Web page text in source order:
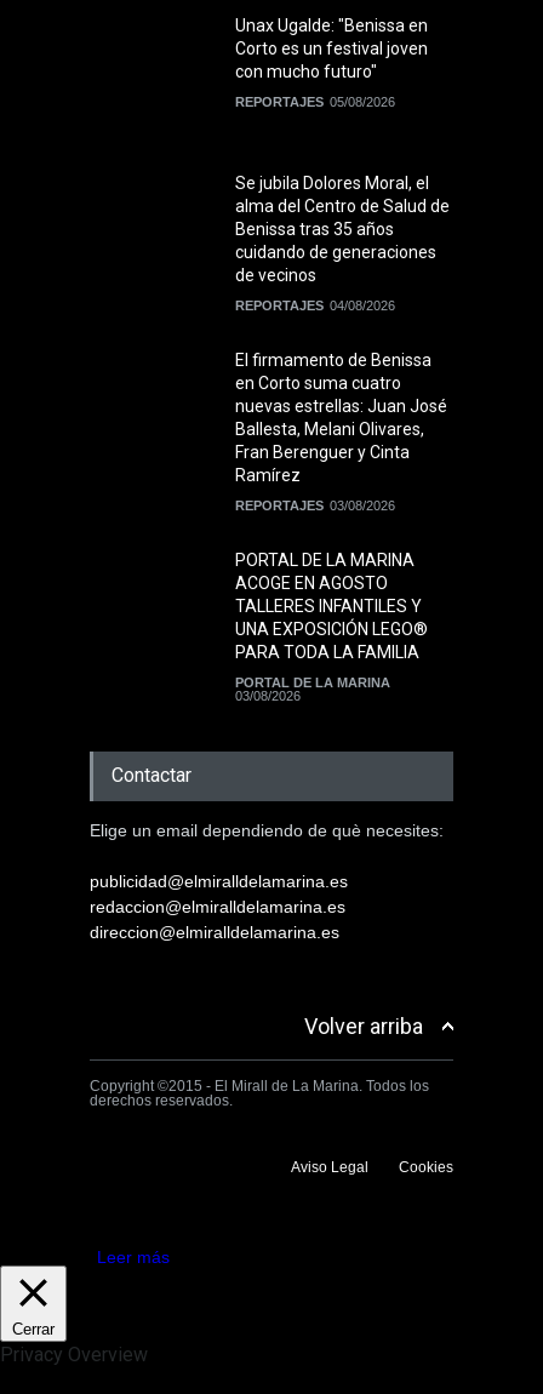
Unax Ugalde: "Benissa en
Corto es un festival joven
con mucho futuro"
REPORTAJES 05/08/2026
Se jubila Dolores Moral, el
alma del Centro de Salud de
Benissa tras 35 años
cuidando de generaciones
de vecinos
REPORTAJES 04/08/2026
El firmamento de Benissa
en Corto suma cuatro
nuevas estrellas: Juan José
Ballesta, Melani Olivares,
Fran Berenguer y Cinta
Ramírez
REPORTAJES 03/08/2026
PORTAL DE LA MARINA
ACOGE EN AGOSTO
TALLERES INFANTILES Y
UNA EXPOSICIÓN LEGO®
PARA TODA LA FAMILIA
PORTAL DE LA MARINA
03/08/2026
Contactar
Elige un email dependiendo de què necesites:
publicidad@elmiralldelamarina.es
redaccion@elmiralldelamarina.es
direccion@elmiralldelamarina.es
Volver arriba
Copyright ©2015 - El Mirall de La Marina. Todos los
derechos reservados.
Aviso Legal Cookies
Leer más
Cerrar
Privacy Overview